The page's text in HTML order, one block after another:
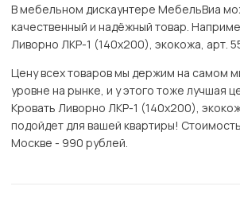
В мебельном дискаунтере МебельВиа
качественный и надёжный товар.
Ливорно ЛКР-1 (140х200), экокожа, арт.
Цену всех товаров мы держим на самом
уровне на рынке, и у этого тоже лучшая
Кровать Ливорно ЛКР-1 (140х200),
подойдет для вашей квартиры! Стоимость
Москве - 990 рублей.